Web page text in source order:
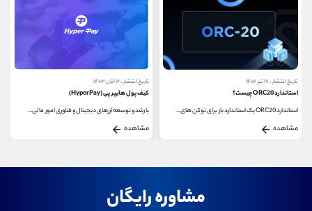
تاریخ انتشار : ۱۷ تیر ۱۴۰۲
استاندارد ORC20 چیست؟
استاندارد ORC20 یک استاندارد باز برای توکن های...
مشاهده
تاریخ انتشار : ۱۲ آبان ۱۴۰۳
کیف پول هایپر پی (HyperPay)
با رشد و توسعه ارزهای دیجیتال و فناوری امور مالی...
مشاهده
مشاوره رایگان